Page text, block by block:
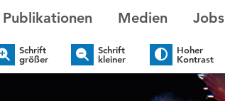
Publikationen Medien Jobs
Schrift
größer
Schrift
kleiner
Hoher
Kontrast